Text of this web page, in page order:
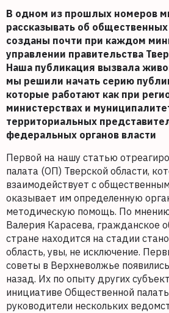
В одном из прошлых номеров
рассказывать об
созданы почти при каждом
управлении правительства
Наша публикация вызвала
мы решили начать серию
которые работают как при
министерствах и
территориальных
федеральных органов власти
Первой на нашу статью
палата (ОП) Тверской области,
взаимодействует с
оказывает им определенную
методическую помощь. По
Валерия Карасева, гражданское
стране находится на стадии
область, увы, не исключение.
советы в Верхневолжье
назад. Их по опыту других
инициативе Общественной
руководители нескольких